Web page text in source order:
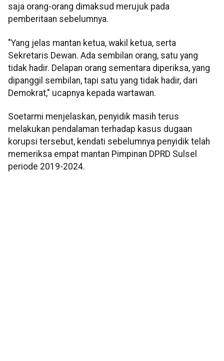
saja orang-orang dimaksud merujuk pada
pemberitaan sebelumnya.
"Yang jelas mantan ketua, wakil ketua, serta
Sekretaris Dewan. Ada sembilan orang, satu yang
tidak hadir. Delapan orang sementara diperiksa, yang
dipanggil sembilan, tapi satu yang tidak hadir, dari
Demokrat," ucapnya kepada wartawan.
Soetarmi menjelaskan, penyidik masih terus
melakukan pendalaman terhadap kasus dugaan
korupsi tersebut, kendati sebelumnya penyidik telah
memeriksa empat mantan Pimpinan DPRD Sulsel
periode 2019-2024.